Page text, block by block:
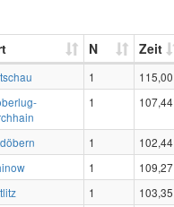
N Zeit
1
115,00
1 107,44
1
102,44
1
109,27
1
103,35